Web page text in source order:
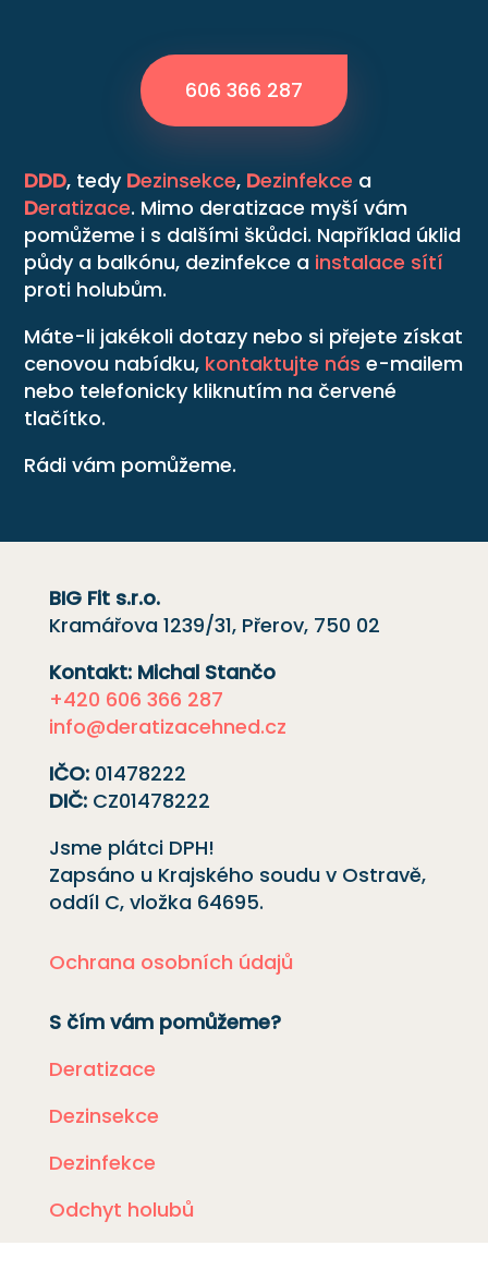
606 366 287
DDD, tedy Dezinsekce, Dezinfekce a
Deratizace. Mimo deratizace myší vám
pomůžeme i s dalšími škůdci. Například úklid
půdy a balkónu, dezinfekce a instalace sítí
proti holubům.
Máte-li jakékoli dotazy nebo si přejete získat
cenovou nabídku, kontaktujte nás e-mailem
nebo telefonicky kliknutím na červené
tlačítko.
Rádi vám pomůžeme.
BIG Fit s.r.o.
Kramářova 1239/31, Přerov, 750 02
Kontakt: Michal Stančo
+420 606 366 287
info@deratizacehned.cz
IČO: 01478222
DIČ: CZ01478222
Jsme plátci DPH!
Zapsáno u Krajského soudu v Ostravě,
oddíl C, vložka 64695.
Ochrana osobních údajů
S čím vám pomůžeme?
Deratizace
Dezinsekce
Dezinfekce
Odchyt holubů